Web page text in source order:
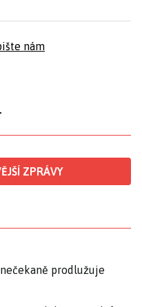
nám
ZPRÁVY
prodlužuje